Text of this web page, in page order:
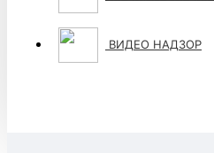
ВИДЕО НАДЗОР